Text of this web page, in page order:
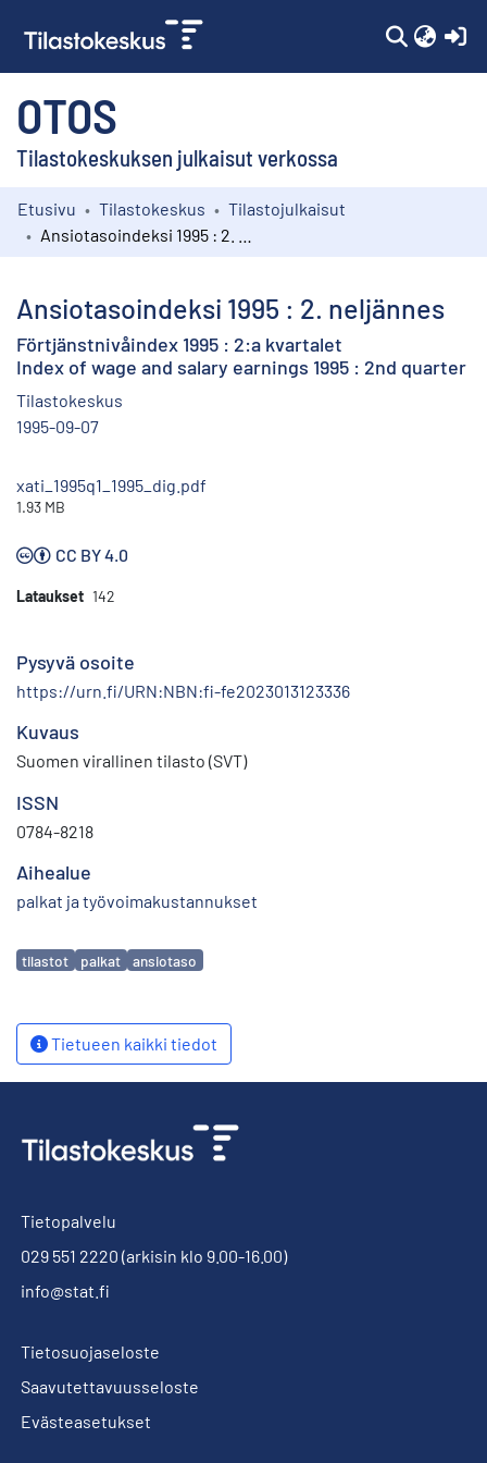
OTOS
Tilastokeskuksen julkaisut verkossa
Kokoelmat
Etusivu Tilastokeskus
Tilastojulkaisut
Ansiotasoindeksi 1995 : 2. neljännes
Förtjänstnivåindex 1995 : 2:a kvartalet
Index of wage and salary earnings 1995 : 2nd quarter
Tilastokeskus
1995-09-07
xati_1995q1_1995_dig.pdf
1.93 MB
CC BY 4.0
Lataukset 142
Pysyvä osoite
https://urn.fi/URN:NBN:fi-fe2023013123336
Kuvaus
Suomen virallinen tilasto (SVT)
ISSN
0784-8218
Aihealue
palkat ja työvoimakustannukset
Avainsanat
tilastot palkat ansiotaso
Tietueen kaikki tiedot
Tietopalvelu
029 551 2220 (arkisin klo 9.00-16.00)
info@stat.fi
Tietosuojaseloste
Saavutettavuusseloste
Evästeasetukset